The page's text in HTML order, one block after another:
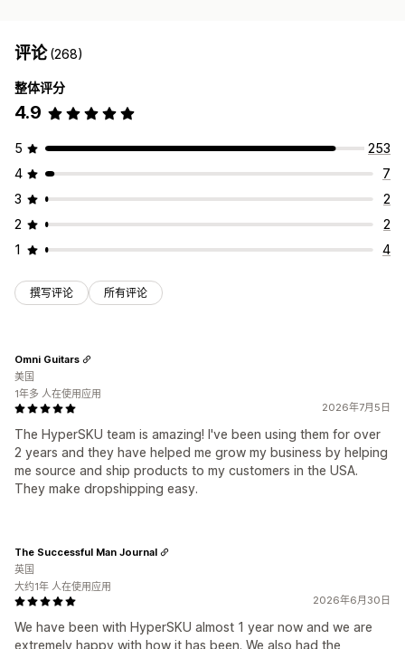
评论(268)
整体评分
4.9
5
253
4
7
3
2
2
2
1
4
撰写评论 所有评论
2026年7月5日
The HyperSKU team is amazing! I've been using them for over
2 years and they have helped me grow my business by helping
me source and ship products to my customers in the USA.
They make dropshipping easy.
Omni Guitars
美国
1年多 人在使用应用
2026年6月30日
We have been with HyperSKU almost 1 year now and we are
extremely happy with how it has been. We also had the
The Successful Man Journal
英国
大约1年 人在使用应用